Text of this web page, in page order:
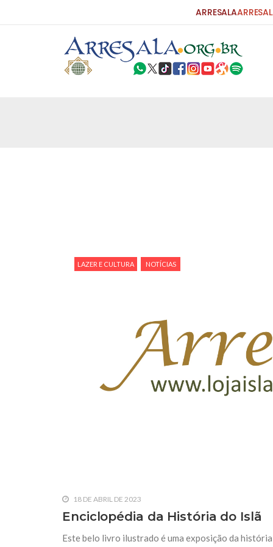
ARRESALA
relembramos o martírio do quarto Imam dos
Hussein Ibn Ali Ibn Abi Táleb (A.S.), conhecido
LAZER E CULTURA NOTÍCIAS
18 DE ABRIL DE 2023
Enciclopédia da História do Islã
Este belo livro ilustrado é uma exposição da